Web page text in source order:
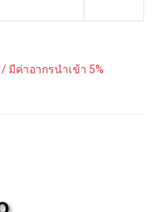
/ มีค่าอากรนำเข้า 5%